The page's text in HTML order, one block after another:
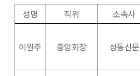
성명 직위 소속사
이원주 중앙회장 성동신문